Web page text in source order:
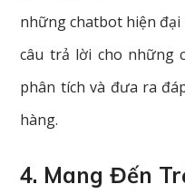
những chatbot hiện
câu trả lời cho những
phân tích và đưa ra
hàng.
4. Mang Đến